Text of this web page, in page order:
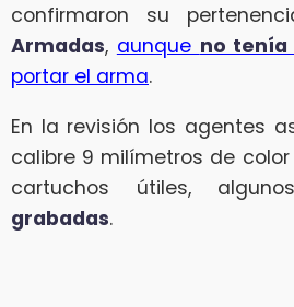
confirmaron su
Armadas, aunque no tenía
portar el arma.
En la revisión los agentes
calibre 9 milímetros de color
cartuchos útiles,
grabadas.